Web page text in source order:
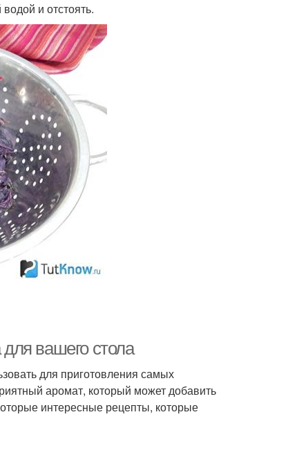
и отстоять.
вашего стола
для приготовления самых
аромат, который может добавить
интересные рецепты, которые